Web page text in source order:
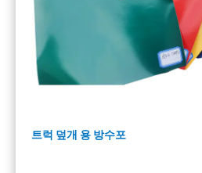
트럭 덮개 용 방수포